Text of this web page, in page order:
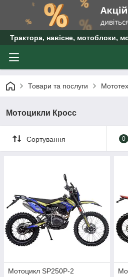
Трактора, навісне, мотоблоки,
Товари та послуги
Мотоцикли Кросс
Сортування 0
Мотоцикл SP250P-2